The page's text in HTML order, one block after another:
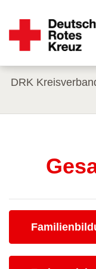
DRK
Kurse des